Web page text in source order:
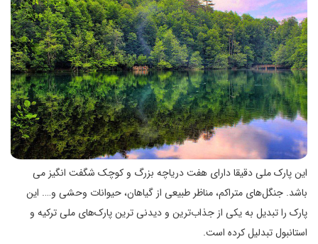
این پارک ملی دقیقا دارای هفت دریاچه بزرگ و کوچک شگفت انگیز می
باشد. جنگل‌های متراکم، مناظر طبیعی از گیاهان، حیوانات وحشی و…. این
پارک را تبدیل به یکی از جذاب‌ترین و دیدنی ترین پارک‌های ملی ترکیه و
استانبول تبدلیل کرده است.